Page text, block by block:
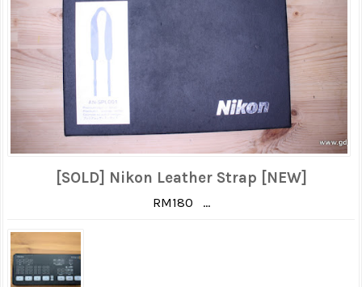
[SOLD] Nikon Leather Strap [NEW]
RM180 ...